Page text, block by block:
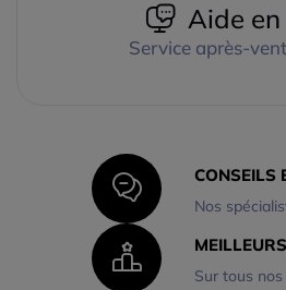
Aide
Service après-
CONSEILS
Nos
Sur tous